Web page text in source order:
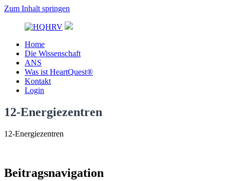
Zum Inhalt springen
HQHRV
Home
Die Wissenschaft
ANS
Was ist HeartQuest®
Kontakt
Login
12-Energiezentren
12-Energiezentren
Beitragsnavigation